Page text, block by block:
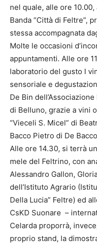
nel quale, alle ore
Banda “Città di Feltre”,
stessa accompagnata
Molte le occasioni
appuntamenti. Alle ore
laboratorio del gusto I
sensoriale e
De Bin
di Belluno, grazie a vini
“Vieceli S. Micel” di
Bacco Pietro di De
Alle ore 14.30, si terrà
mele del Feltrino, con
Alessandro Gallon,
dell’Istituto Agrario
Della Lucia” Feltre) ed
CsKD Suonare –
Celarda proporrà,
proprio stand, la